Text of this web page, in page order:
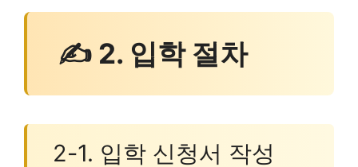
✍ 2. 입학 절차
2-1. 입학 신청서 작성